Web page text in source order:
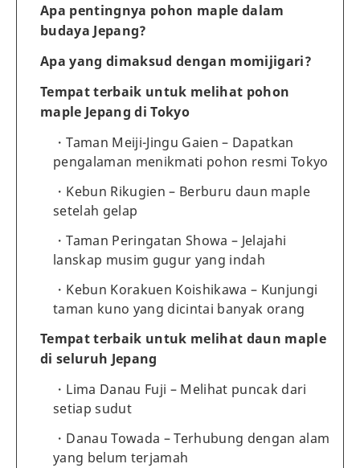
Apa pentingnya pohon maple dalam
budaya Jepang?
Apa yang dimaksud dengan momijigari?
Tempat terbaik untuk melihat pohon
maple Jepang di Tokyo
Taman Meiji-Jingu Gaien – Dapatkan
pengalaman menikmati pohon resmi Tokyo
Kebun Rikugien – Berburu daun maple
setelah gelap
Taman Peringatan Showa – Jelajahi
lanskap musim gugur yang indah
Kebun Korakuen Koishikawa – Kunjungi
taman kuno yang dicintai banyak orang
Tempat terbaik untuk melihat daun maple
di seluruh Jepang
Lima Danau Fuji – Melihat puncak dari
setiap sudut
Danau Towada – Terhubung dengan alam
yang belum terjamah